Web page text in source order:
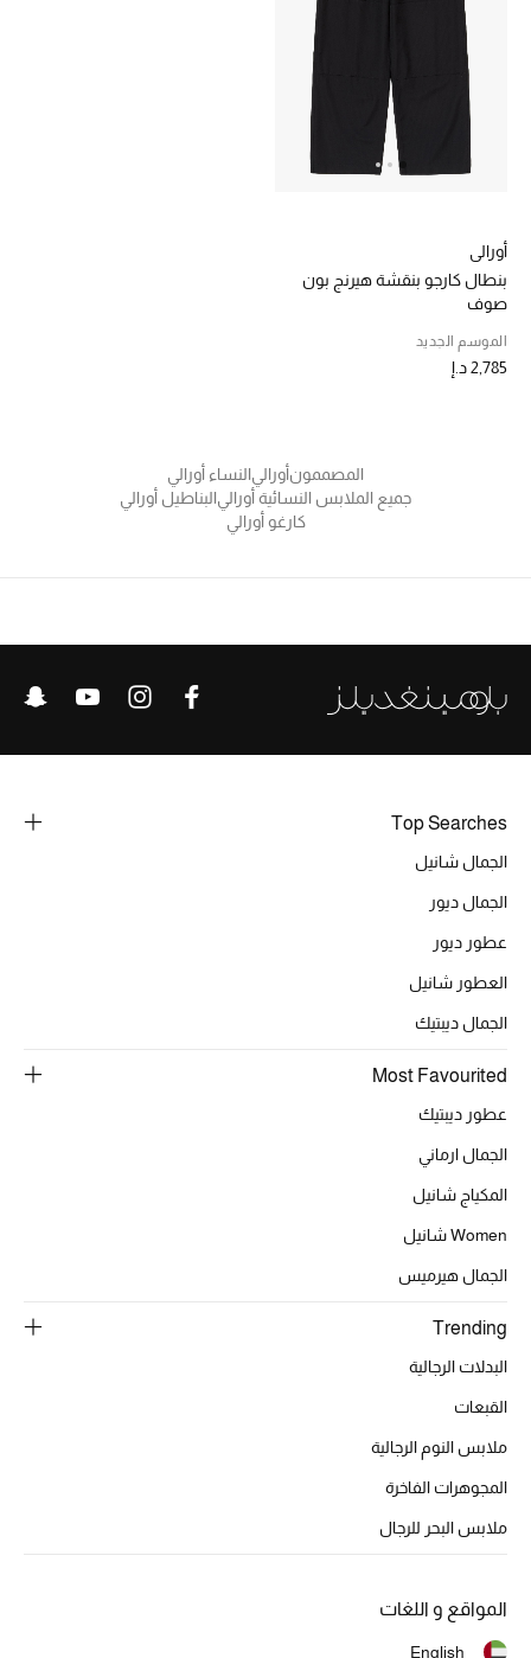
خصم حتى 70%
تسوقوا الآن
ما وصلنا حديثاً
الموسم الجديد
النساء
مستلزمات المنزل
نسوقوا أحدث ما وصلنا
خصومات
الموسم الجديد
ركن أناقة المنتجعات
جميع إصدارتنا النسائية
تشكيلة المناسبات للنساء
الحب للمحلي
أورالي
بنطال كارجو بنقشة هيرنج بون
صوف
الموسم الجديد
2,785 د.إ
المصممونأوراليالنساء أورالي
جميع الملابس النسائية أوراليالبناطيل أورالي
كارغو أورالي
Top Searches
الجمال شانيل
الجمال ديور
عطور ديور
العطور شانيل
الجمال ديبتيك
Most Favourited
عطور ديبتيك
الجمال ارماني
المكياج شانيل
Women شانيل
الجمال هيرميس
Trending
البدلات الرجالية
القبعات
ملابس النوم الرجالية
المجوهرات الفاخرة
ملابس البحر للرجال
المواقع و اللغات
English